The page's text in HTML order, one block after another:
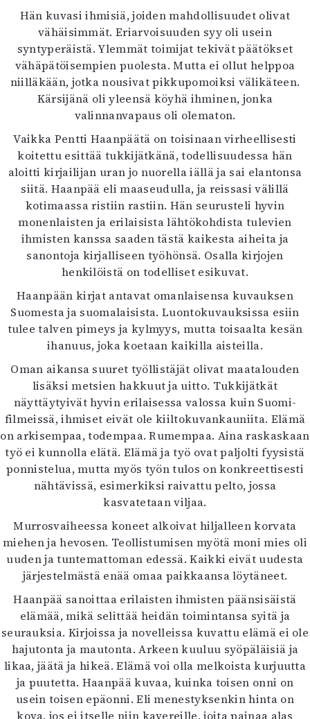
Hän kuvasi ihmisiä, joiden mahdollisuudet olivat
vähäisimmät. Eriarvoisuuden syy oli usein
syntyperäistä. Ylemmät toimijat tekivät päätökset
vähäpätöisempien puolesta. Mutta ei ollut helppoa
niilläkään, jotka nousivat pikkupomoiksi välikäteen.
Kärsijänä oli yleensä köyhä ihminen, jonka
valinnanvapaus oli olematon.
Vaikka Pentti Haanpäätä on toisinaan virheellisesti
koitettu esittää tukkijätkänä, todellisuudessa hän
aloitti kirjailijan uran jo nuorella iällä ja sai elantonsa
siitä. Haanpää eli maaseudulla, ja reissasi välillä
kotimaassa ristiin rastiin. Hän seurusteli hyvin
monenlaisten ja erilaisista lähtökohdista tulevien
ihmisten kanssa saaden tästä kaikesta aiheita ja
sanontoja kirjalliseen työhönsä. Osalla kirjojen
henkilöistä on todelliset esikuvat.
Haanpään kirjat antavat omanlaisensa kuvauksen
Suomesta ja suomalaisista. Luontokuvauksissa esiin
tulee talven pimeys ja kylmyys, mutta toisaalta kesän
ihanuus, joka koetaan kaikilla aisteilla.
Oman aikansa suuret työllistäjät olivat maatalouden
lisäksi metsien hakkuut ja uitto. Tukkijätkät
näyttäytyivät hyvin erilaisessa valossa kuin Suomi-
filmeissä, ihmiset eivät ole kiiltokuvankauniita. Elämä
on arkisempaa, todempaa. Rumempaa. Aina raskaskaan
työ ei kunnolla elätä. Elämä ja työ ovat paljolti fyysistä
ponnistelua, mutta myös työn tulos on konkreettisesti
nähtävissä, esimerkiksi raivattu pelto, jossa
kasvatetaan viljaa.
Murrosvaiheessa koneet alkoivat hiljalleen korvata
miehen ja hevosen. Teollistumisen myötä moni mies oli
uuden ja tuntemattoman edessä. Kaikki eivät uudesta
järjestelmästä enää omaa paikkaansa löytäneet.
Haanpää sanoittaa erilaisten ihmisten päänsisäistä
elämää, mikä selittää heidän toimintansa syitä ja
seurauksia. Kirjoissa ja novelleissa kuvattu elämä ei ole
hajutonta ja mautonta. Arkeen kuuluu syöpäläisiä ja
likaa, jäätä ja hikeä. Elämä voi olla melkoista kurjuutta
ja puutetta. Haanpää kuvaa, kuinka toisen onni on
usein toisen epäonni. Eli menestyksenkin hinta on
kova, jos ei itselle niin kavereille, joita painaa alas